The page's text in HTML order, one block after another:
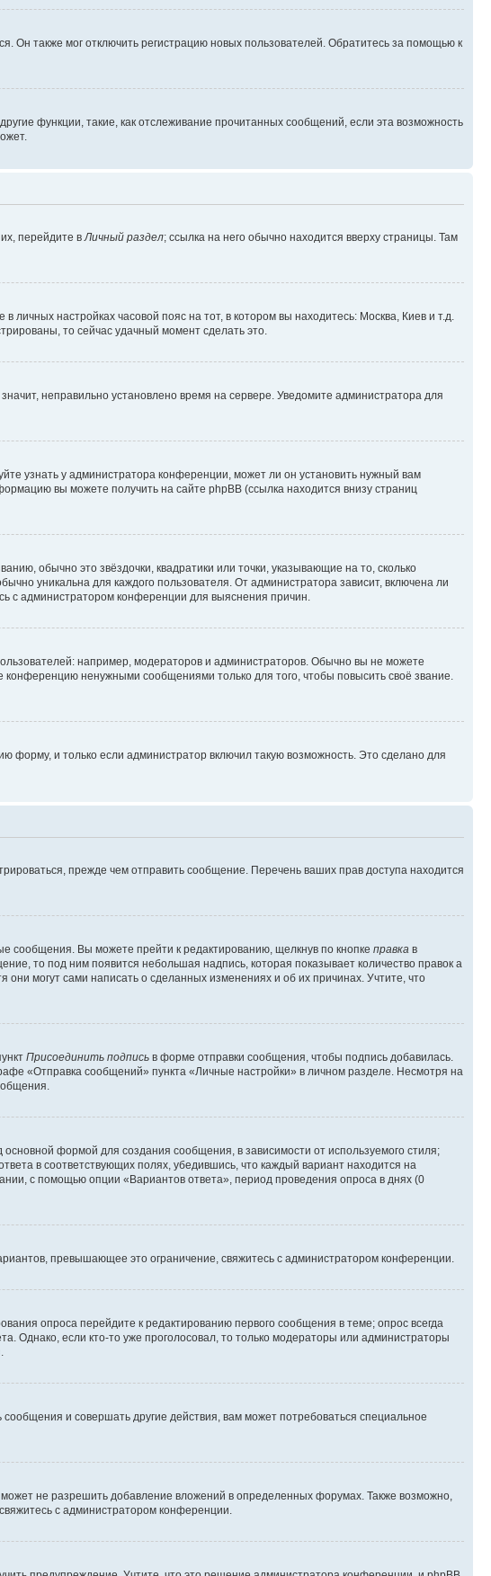
Он также мог отключить регистрацию новых пользователей. Обратитесь за помощью к
функции, такие, как отслеживание прочитанных сообщений, если эта возможность
перейдите в Личный раздел; ссылка на него обычно находится вверху страницы. Там
настройках часовой пояс на тот, в котором вы находитесь: Москва, Киев и т.д.
то сейчас удачный момент сделать это.
неправильно установлено время на сервере. Уведомите администратора для
узнать у администратора конференции, может ли он установить нужный вам
вы можете получить на сайте phpBB (ссылка находится внизу страниц
обычно это звёздочки, квадратики или точки, указывающие на то, сколько
уникальна для каждого пользователя. От администратора зависит, включена ли
с администратором конференции для выяснения причин.
например, модераторов и администраторов. Обычно вы не можете
ненужными сообщениями только для того, чтобы повысить своё звание.
форму, и только если администратор включил такую возможность. Это сделано для
прежде чем отправить сообщение. Перечень ваших прав доступа находится
сообщения. Вы можете прейти к редактированию, щелкнув по кнопке правка в
то под ним появится небольшая надпись, которая показывает количество правок а
могут сами написать о сделанных изменениях и об их причинах. Учтите, что
Присоединить подпись в форме отправки сообщения, чтобы подпись добавилась.
«Отправка сообщений» пункта «Личные настройки» в личном разделе. Несмотря на
основной формой для создания сообщения, в зависимости от используемого стиля;
в соответствующих полях, убедившись, что каждый вариант находится на
с помощью опции «Вариантов ответа», период проведения опроса в днях (0
превышающее это ограничение, свяжитесь с администратором конференции.
опроса перейдите к редактированию первого сообщения в теме; опрос всегда
Однако, если кто-то уже проголосовал, то только модераторы или администраторы
и совершать другие действия, вам может потребоваться специальное
не разрешить добавление вложений в определенных форумах. Также возможно,
с администратором конференции.